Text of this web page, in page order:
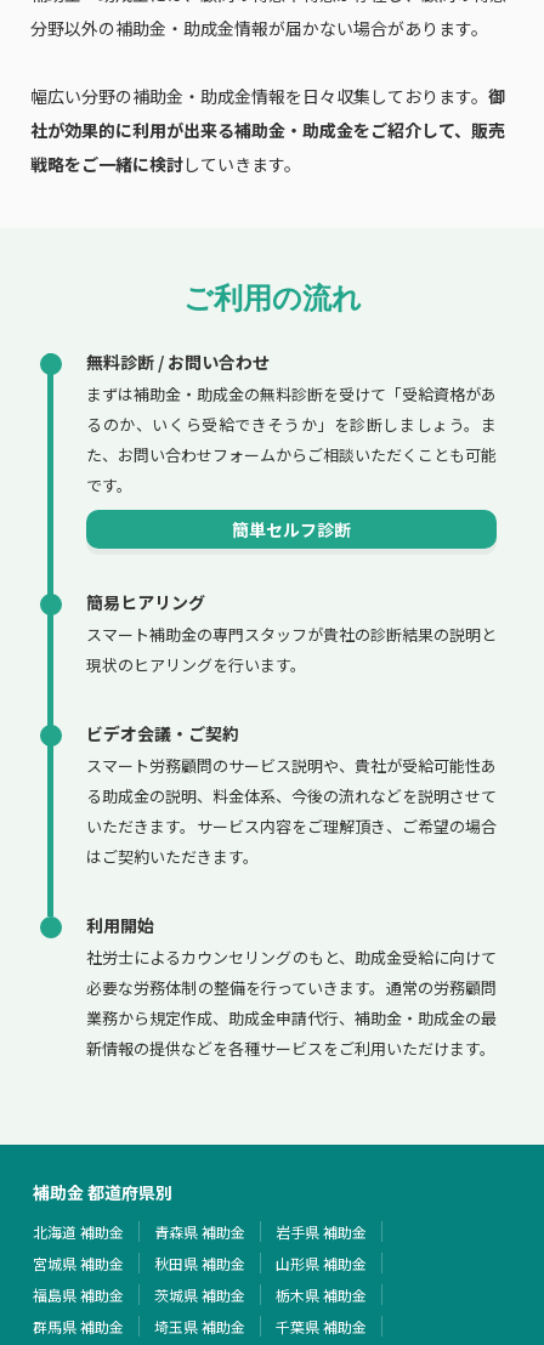
分野以外の補助金・助成金情報が届かない場合があります。
幅広い分野の補助金・助成金情報を日々収集しております。 御
社が効果的に利用が出来る補助金・助成金をご紹介して、販売
戦略をご一緒に検討していきます。
ご利用の流れ
無料診断 / お問い合わせ
まずは補助金・助成金の無料診断を受けて「受給資格があ
るのか、いくら受給できそうか」を診断しましょう。ま
た、お問い合わせフォームからご相談いただくことも可能
です。
簡単セルフ診断
簡易ヒアリング
スマート補助金の専門スタッフが貴社の診断結果の説明と
現状のヒアリングを行います。
ビデオ会議・ご契約
スマート労務顧問のサービス説明や、貴社が受給可能性あ
る助成金の説明、料金体系、今後の流れなどを説明させて
いただきます。サービス内容をご理解頂き、ご希望の場合
はご契約いただきます。
利用開始
社労士によるカウンセリングのもと、助成金受給に向けて
必要な労務体制の整備を行っていきます。通常の労務顧問
業務から規定作成、助成金申請代行、補助金・助成金の最
新情報の提供などを各種サービスをご利用いただけます。
補助金 都道府県別
北海道 補助金 青森県 補助金
岩手県 補助金
宮城県 補助金
秋田県 補助金
山形県 補助金
福島県 補助金
茨城県 補助金
栃木県 補助金
群馬県 補助金
埼玉県 補助金
千葉県 補助金